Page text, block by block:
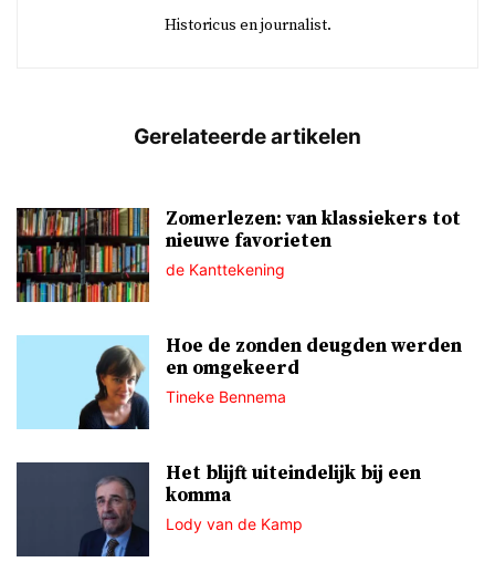
Historicus en journalist.
Zomerlezen: van klassiekers tot
nieuwe favorieten
de Kanttekening
Hoe de zonden deugden werden
en omgekeerd
Tineke Bennema
Het blijft uiteindelijk bij een
komma
Lody van de Kamp